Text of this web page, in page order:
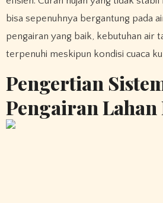
bisa sepenuhnya bergantung pada
pengairan yang baik, kebutuhan air
terpenuhi meskipun kondisi cuaca
Pengertian
Pengairan